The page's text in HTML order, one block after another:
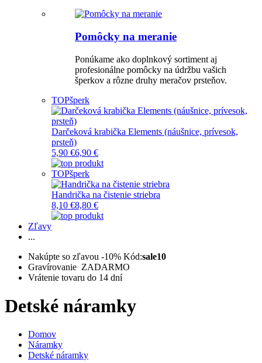
Pomôcky na meranie
Ponúkame ako doplnkový sortiment aj
profesionálne pomôcky na údržbu vašich
šperkov a rôzne druhy meračov prsteňov.
TOPšperk
Darčeková krabička Elements (náušnice, prívesok,
prsteň)
5,90 €6,90 €
TOPšperk
Handrička na čistenie striebra
8,10 €8,80 €
Zľavy
...
Nakúpte so zľavou -10% Kód:sale10
Gravírovanie ZADARMO
Vrátenie tovaru do 14 dní
Detské náramky
Domov
Náramky
Detské náramky